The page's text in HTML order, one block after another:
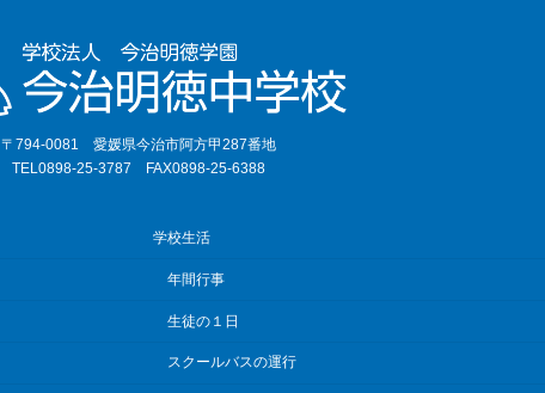
〒794-0081 愛媛県今治市阿方甲287番地
TEL0898-25-3787 FAX0898-25-6388
学校生活
年間行事
生徒の１日
スクールバスの運行